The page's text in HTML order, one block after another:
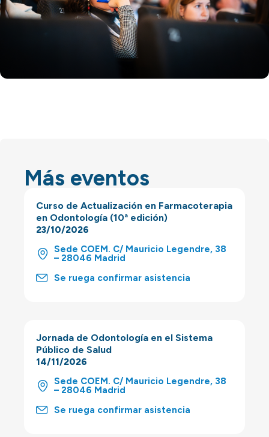
Más eventos
Curso de Actualización en Farmacoterapia
en Odontología (10ª edición)
23/10/2026
Sede COEM. C/ Mauricio Legendre, 38
– 28046 Madrid
Se ruega confirmar asistencia
Jornada de Odontología en el Sistema
Público de Salud
14/11/2026
Sede COEM. C/ Mauricio Legendre, 38
– 28046 Madrid
Se ruega confirmar asistencia